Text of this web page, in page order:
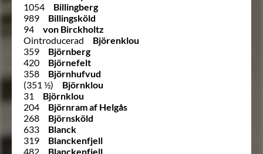
1054
Billingberg
989
Billingsköld
94
von Birckholtz
Ointroducerad
Björenklou
359
Björnberg
420
Björnefelt
358
Björnhufvud
(351 ½)
Björnklou
31
Björnklou
204
Björnram af Helgås
268
Björnsköld
633
Blanck
319
Blanckenfjell
482
Blanckenfjell